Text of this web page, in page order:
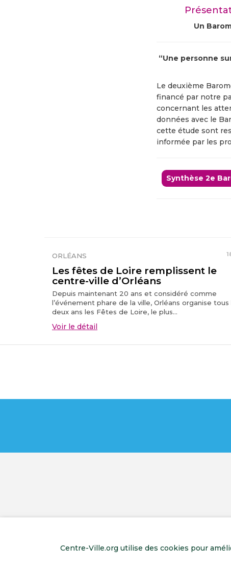
Un
“Une personne
Le deuxième
financé par notre
concernant les
données avec le
cette étude sont
informée par les
Synthèse 2e
ORLÉANS
Les fêtes de Loire remplissent le
centre-ville d’Orléans
Depuis maintenant 20 ans et considéré comme
l’événement phare de la ville, Orléans organise tous
deux ans les Fêtes de Loire, le plus...
Voir le détail
Centre-Ville.org utilise des cookies pour